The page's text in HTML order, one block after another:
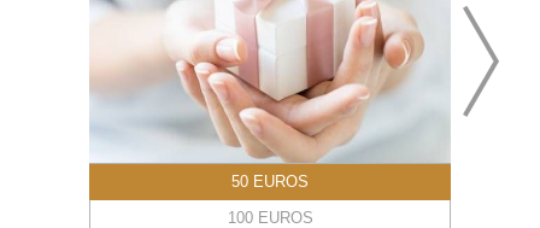
50 EUROS
100 EUROS